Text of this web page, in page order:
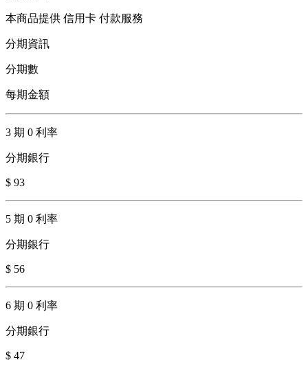
本商品提供 信用卡 付款服務
分期資訊
分期數
每期金額
3 期 0 利率
分期銀行
$ 93
5 期 0 利率
分期銀行
$ 56
6 期 0 利率
分期銀行
$ 47